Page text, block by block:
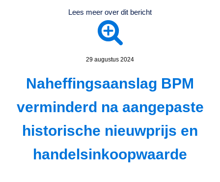
Lees meer over dit bericht
29 augustus 2024
Naheffingsaanslag BPM
verminderd na aangepaste
historische nieuwprijs en
handelsinkoopwaarde